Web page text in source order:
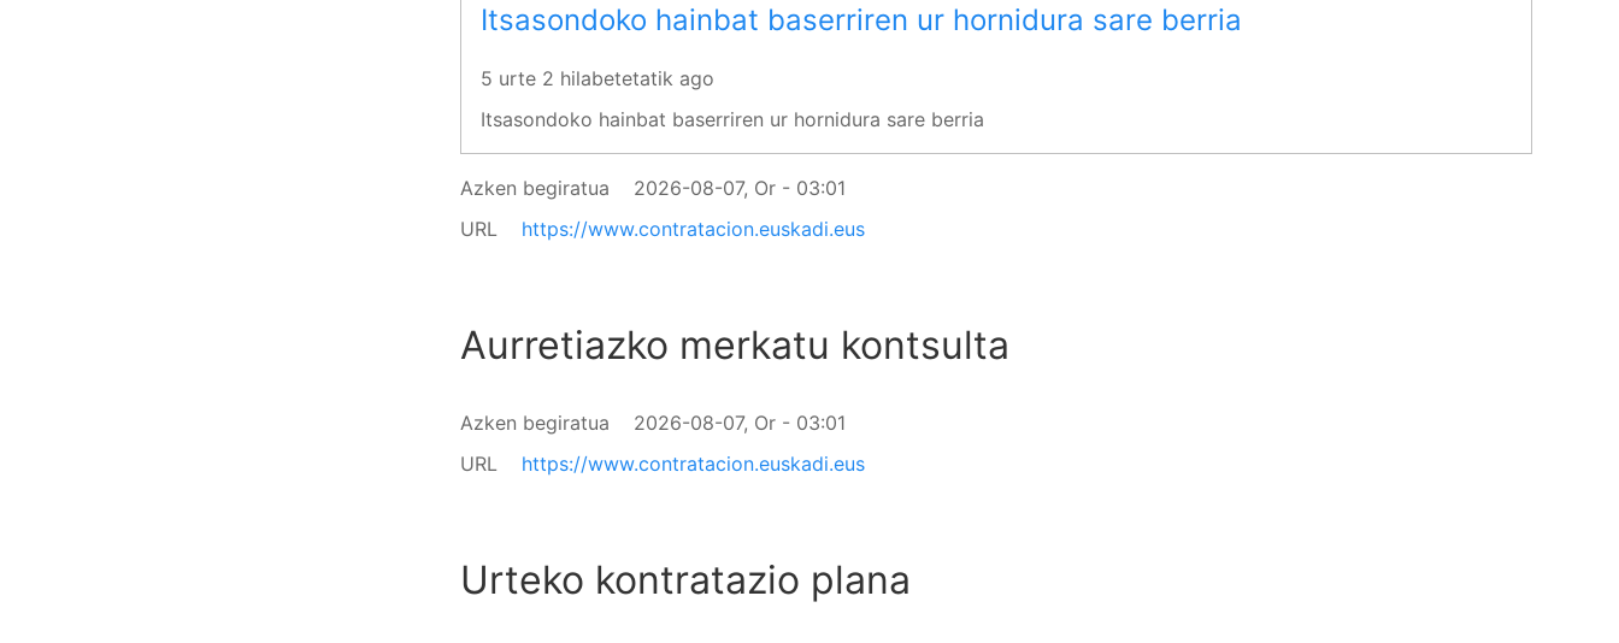
Itsasondoko hainbat baserriren ur hornidura sare berria
5 urte 2 hilabetetatik ago
Itsasondoko hainbat baserriren ur hornidura sare berria
Azken begiratua
2026-08-07, Or - 03:01
URL
https://www.contratacion.euskadi.eus
Aurretiazko merkatu kontsulta
Azken begiratua
2026-08-07, Or - 03:01
URL
https://www.contratacion.euskadi.eus
Urteko kontratazio plana